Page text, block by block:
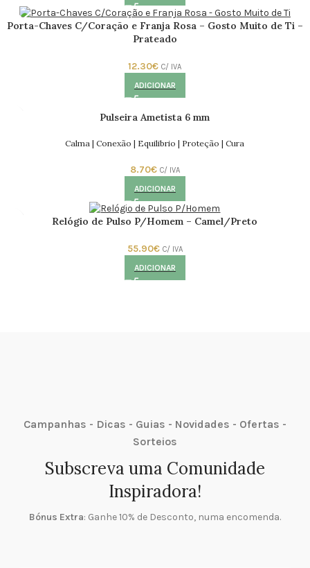
Porta-Chaves C/Coração e Franja Rosa – Gosto Muito de Ti –
Prateado
12.30€ C/ IVA
ADICIONAR
Pulseira Ametista 6 mm
Calma | Conexão | Equilibrio | Proteção | Cura
8.70€ C/ IVA
ADICIONAR
Relógio de Pulso P/Homem – Camel/Preto
55.90€ C/ IVA
ADICIONAR
Campanhas - Dicas - Guias - Novidades - Ofertas -
Sorteios
Subscreva uma Comunidade
Inspiradora!
Bónus Extra: Ganhe 10% de Desconto, numa encomenda.